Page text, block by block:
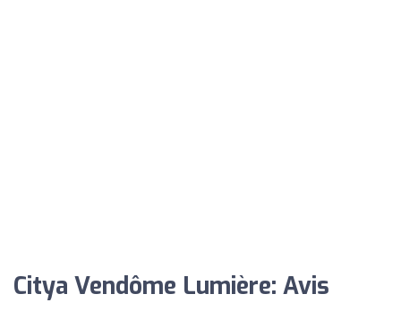
Citya Vendôme Lumière: Avis